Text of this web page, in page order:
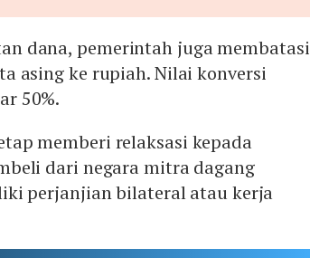
dana, pemerintah juga membatasi
asing ke rupiah. Nilai konversi
50%.
memberi relaksasi kepada
dari negara mitra dagang
perjanjian bilateral atau kerja